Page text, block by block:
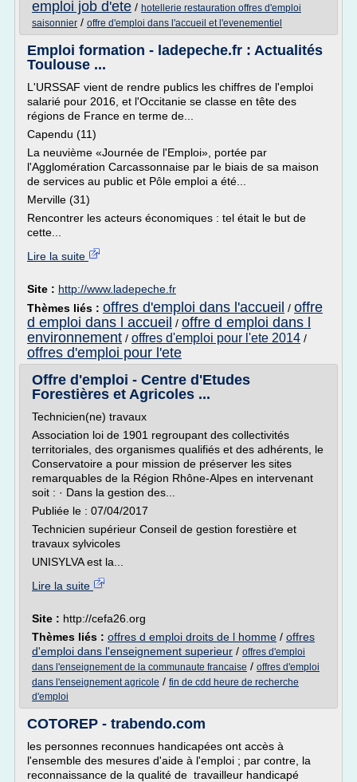
emploi job d'ete / hotellerie restauration offres d'emploi
saisonnier / offre d'emploi dans l'accueil et l'evenementiel
Emploi formation - ladepeche.fr : Actualités
Toulouse ...
L'URSSAF vient de rendre publics les chiffres de l'emploi
salarié pour 2016, et l'Occitanie se classe en tête des
régions de France en terme de...
Capendu (11)
La neuvième «Journée de l'Emploi», portée par
l'Agglomération Carcassonnaise par le biais de sa maison
de services au public et Pôle emploi a été...
Merville (31)
Rencontrer les acteurs économiques : tel était le but de
cette...
Lire la suite
Site : http://www.ladepeche.fr
Thèmes liés : offres d'emploi dans l'accueil / offre
d emploi dans l accueil / offre d emploi dans l
environnement / offres d'emploi pour l'ete 2014 /
offres d'emploi pour l'ete
Offre d'emploi - Centre d'Etudes
Forestières et Agricoles ...
Technicien(ne) travaux
Association loi de 1901 regroupant des collectivités
territoriales, des organismes qualifiés et des adhérents, le
Conservatoire a pour mission de préserver les sites
remarquables de la Région Rhône-Alpes en intervenant
soit : · Dans la gestion des...
Publiée le : 07/04/2017
Technicien supérieur Conseil de gestion forestière et
travaux sylvicoles
UNISYLVA est la...
Lire la suite
Site : http://cefa26.org
Thèmes liés : offres d emploi droits de l homme / offres
d'emploi dans l'enseignement superieur / offres d'emploi
dans l'enseignement de la communaute francaise / offres d'emploi
dans l'enseignement agricole / fin de cdd heure de recherche
d'emploi
COTOREP - trabendo.com
les personnes reconnues handicapées ont accès à
l'ensemble des mesures d'aide à l'emploi ; par contre, la
reconnaissance de la qualité de travailleur handicapé